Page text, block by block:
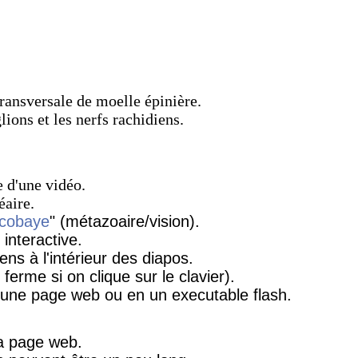
de moelle épinière.
et les nerfs rachidiens.
d'une vidéo.
" (métazoaire/vision).
à l'intérieur des diapos.
si on clique sur le clavier).
page web ou en un executable flash.
page web.